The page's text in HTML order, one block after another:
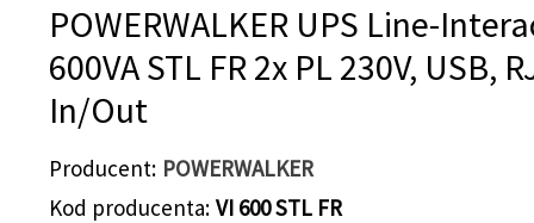
POWERWALKER UPS Line-
600VA STL FR 2x PL 230V, USB,
In/Out
Producent POWERWALKER
Kod producenta VI 600 STL FR